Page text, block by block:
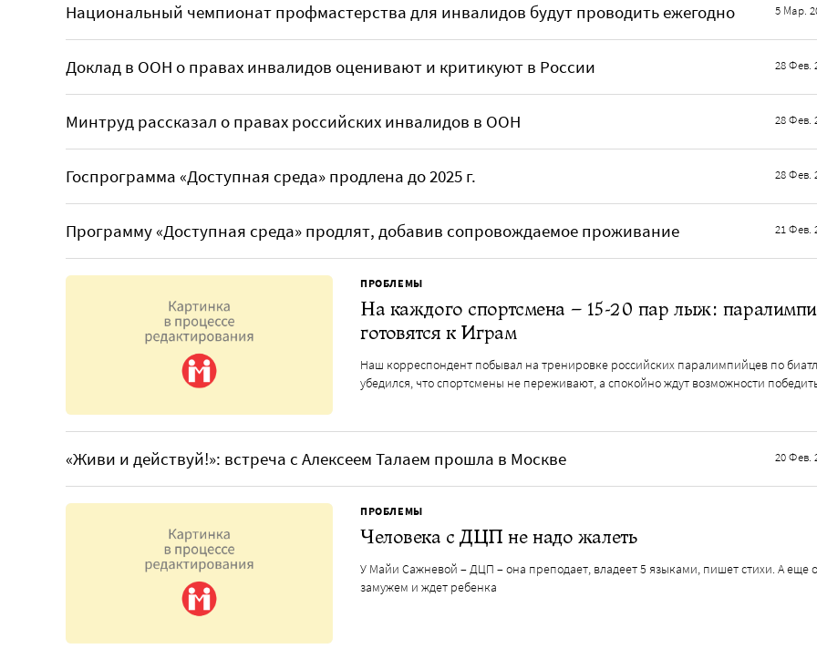
Национальный чемпионат профмастерства для инвалидов будут проводить ежегодно 5 Мар.
Доклад в ООН о правах инвалидов оценивают и критикуют в России 28 Фев.
Минтруд рассказал о правах российских инвалидов в ООН 28 Фев.
Госпрограмма «Доступная среда» продлена до 2025 г. 28 Фев.
Программу «Доступная среда» продлят, добавив сопровождаемое проживание 21 Фев.
ПРОБЛЕМЫ
На каждого спортсмена – 15-20 пар лыж:
готовятся к Играм
Наш корреспондент побывал на тренировке российских паралимпийцев по
убедился, что спортсмены не переживают, а спокойно ждут возможности
«Живи и действуй!»: встреча с Алексеем Талаем прошла в Москве 20 Фев.
ПРОБЛЕМЫ
Человека с ДЦП не надо жалеть
У Майи Сажневой – ДЦП – она преподает, владеет 5 языками, пишет стихи. А еще
замужем и ждет ребенка